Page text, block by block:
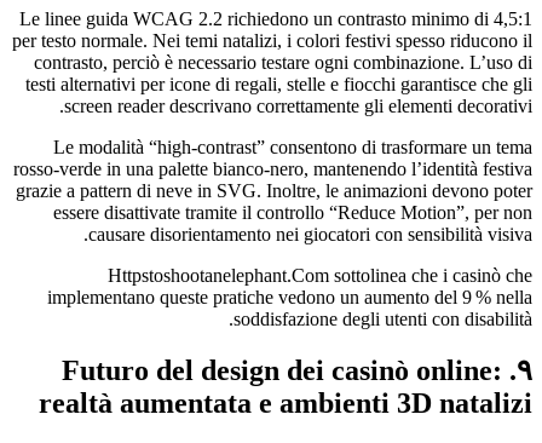
Le linee guida WCAG 2.2 richiedono un contrasto minimo di 4,5:1
per testo normale. Nei temi natalizi, i colori festivi spesso riducono il
contrasto, perciò è necessario testare ogni combinazione. L’uso di
testi alternativi per icone di regali, stelle e fiocchi garantisce che gli
screen reader descrivano correttamente gli elementi decorativi.
Le modalità “high‑contrast” consentono di trasformare un tema
rosso‑verde in una palette bianco‑nero, mantenendo l’identità festiva
grazie a pattern di neve in SVG. Inoltre, le animazioni devono poter
essere disattivate tramite il controllo “Reduce Motion”, per non
causare disorientamento nei giocatori con sensibilità visiva.
Httpstoshootanelephant.Com sottolinea che i casinò che
implementano queste pratiche vedono un aumento del 9 % nella
soddisfazione degli utenti con disabilità.
۹. Futuro del design dei casinò online:
realtà aumentata e ambienti 3D natalizi